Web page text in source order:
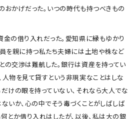
おかげだった。いつの時代も持つべきもの
金の借り入れだった。愛知県に縁もゆかり
員を親に持つ私たち夫婦には土地や株など
の交渉は難航した。銀行は資産を持ってい
人物を見て貸すという非現実なことはしな
けの眼を持っていない、それなら大人でな
いか、心の中でそう毒づくことがしばしば
とか借り入れはしたが、以後、私は大の銀